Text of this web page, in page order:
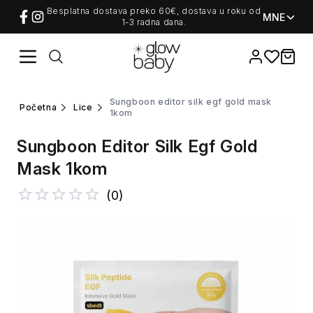
Besplatna dostava preko 60€, dostava u roku od
1-3 radna dana.
MNE
Favorites
items
početna lice
sungboon editor silk egf gold mask
1kom
Sungboon Editor Silk Egf Gold
Mask 1kom
(0)